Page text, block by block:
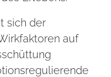
sich der
auf